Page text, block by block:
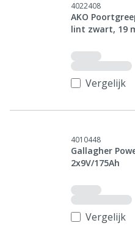
4022408
AKO
lint zwart, 19
Vergelijk
4010448
Gallagher
2x9V/175Ah
Vergelijk